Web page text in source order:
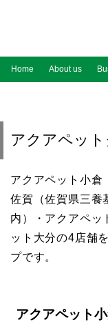
Home About us
アクアペッ
アクアペット小倉
佐賀（佐賀県三養
内）・アクアペッ
ット大分の4店舗
プです。
アクアペット